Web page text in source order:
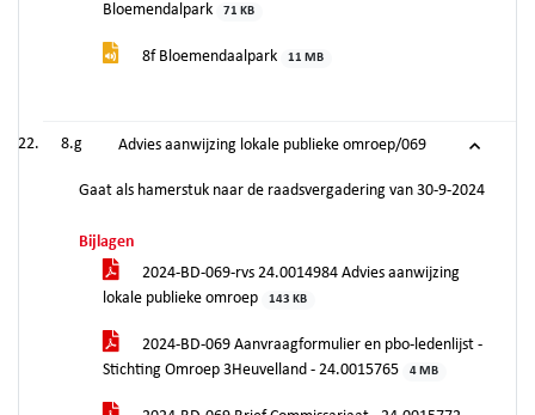
Bloemendalpark
71 KB
8f Bloemendaalpark 11 MB
8.g Advies aanwijzing lokale publieke omroep/069
Gaat als hamerstuk naar de raadsvergadering van 30-9-2024
Bijlagen
2024-BD-069-rvs 24.0014984 Advies aanwijzing
lokale publieke omroep
143 KB
2024-BD-069 Aanvraagformulier en pbo-ledenlijst -
Stichting Omroep 3Heuvelland - 24.0015765
4 MB